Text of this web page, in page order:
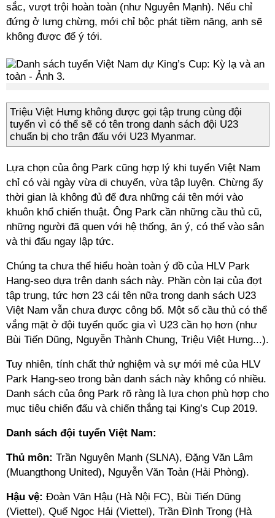
sắc, vượt trội hoàn toàn (như Nguyên Mạnh). Nếu chỉ
đứng ở lưng chừng, mới chỉ bộc phát tiềm năng, anh sẽ
không được để ý tới.
Triệu Việt Hưng không được gọi tập trung cùng đội
tuyển vì có thể sẽ có tên trong danh sách đội U23
chuẩn bị cho trận đấu với U23 Myanmar.
Lựa chọn của ông Park cũng hợp lý khi tuyển Việt Nam
chỉ có vài ngày vừa di chuyển, vừa tập luyện. Chừng ấy
thời gian là không đủ để đưa những cái tên mới vào
khuôn khổ chiến thuật. Ông Park cần những cầu thủ cũ,
những người đã quen với hệ thống, ăn ý, có thể vào sân
và thi đấu ngay lập tức.
Chúng ta chưa thể hiểu hoàn toàn ý đồ của HLV Park
Hang-seo dựa trên danh sách này. Phần còn lại của đợt
tập trung, tức hơn 23 cái tên nữa trong danh sách U23
Việt Nam vẫn chưa được công bố. Một số cầu thủ có thể
vắng mặt ở đội tuyển quốc gia vì U23 cần họ hơn (như
Bùi Tiến Dũng, Nguyễn Thành Chung, Triệu Việt Hưng...).
Tuy nhiên, tính chất thử nghiệm và sự mới mẻ của HLV
Park Hang-seo trong bản danh sách này không có nhiều.
Danh sách của ông Park rõ ràng là lựa chọn phù hợp cho
mục tiêu chiến đấu và chiến thắng tại King’s Cup 2019.
Danh sách đội tuyển Việt Nam:
Thủ môn: Trần Nguyên Mạnh (SLNA), Đặng Văn Lâm
(Muangthong United), Nguyễn Văn Toản (Hải Phòng).
Hậu vệ: Đoàn Văn Hậu (Hà Nội FC), Bùi Tiến Dũng
(Viettel), Quế Ngọc Hải (Viettel), Trần Đình Trọng (Hà